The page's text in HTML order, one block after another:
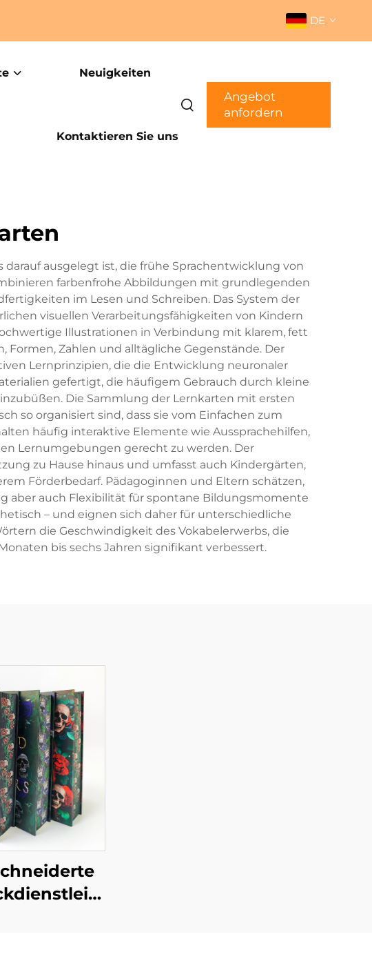
DE
Neuigkeiten
Kontaktieren Sie uns
Angebot
anfordern
ausgelegt ist, die frühe Sprachentwicklung von
farbenfrohe Abbildungen mit grundlegenden
im Lesen und Schreiben. Das System der
visuellen Verarbeitungsfähigkeiten von Kindern
Illustrationen in Verbindung mit klarem, fett
Zahlen und alltägliche Gegenstände. Der
Lernprinzipien, die die Entwicklung neuronaler
gefertigt, die häufigem Gebrauch durch kleine
Die Sammlung der Lernkarten mit ersten
so organisiert sind, dass sie vom Einfachen zum
häufig interaktive Elemente wie Aussprachehilfen,
Lernumgebungen gerecht zu werden. Der
zu Hause hinaus und umfasst auch Kindergärten,
Förderbedarf. Pädagoginnen und Eltern schätzen,
aber auch Flexibilität für spontane Bildungsmomente
– und eignen sich daher für unterschiedliche
die Geschwindigkeit des Vokabelerwerbs, die
bis sechs Jahren signifikant verbessert.